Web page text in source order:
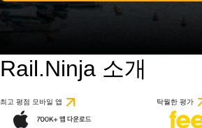
Rail.Ninja 소개
최고 평점 모바일 앱 탁월한 평가